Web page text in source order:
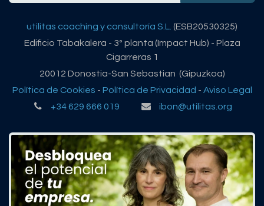
utilitas coaching y consultoría S.L. (ESB20530325)
Edificio Tabakalera - 3º planta (Impact Hub) - Plaza
Cigarreras 1
20012 Donostia-San Sebastian (Gipuzkoa)
Política de Cookies - Política de Privacidad - Aviso Legal
+34 629 666 019
ibon@utilitas.org